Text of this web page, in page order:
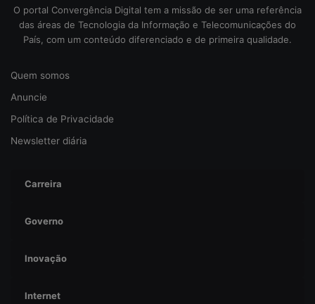
O portal Convergência Digital tem a missão de ser uma referência
das áreas de Tecnologia da Informação e Telecomunicações do
País, com um conteúdo diferenciado e de primeira qualidade.
Quem somos
Anuncie
Política de Privacidade
Newsletter diária
Carreira
Governo
Inovação
Internet